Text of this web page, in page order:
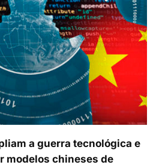
a guerra tecnológica e
modelos chineses de